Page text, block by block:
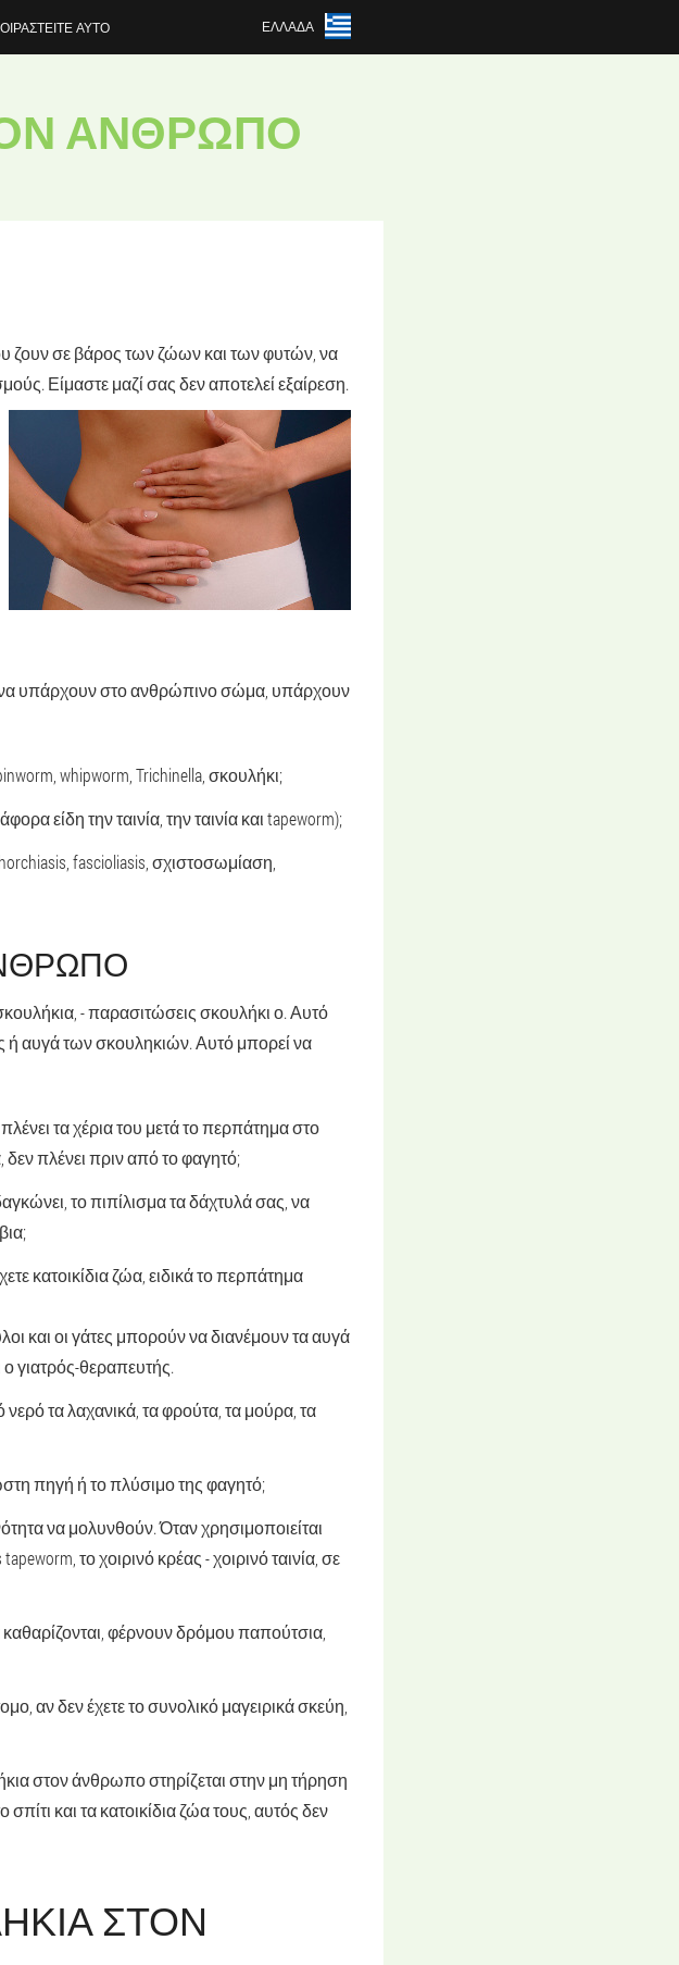
ΑΥΤΌ ΕΛΛΆΔΑ
ΆΝΘΡΩΠΟ
ζουν σε βάρος των ζώων και των φυτών, να
Είμαστε μαζί σας δεν αποτελεί εξαίρεση.
υπάρχουν στο ανθρώπινο σώμα, υπάρχουν
whipworm, Trichinella, σκουλήκι;
είδη την ταινία, την ταινία και tapeworm);
fascioliasis, σχιστοσωμίαση,
- παρασιτώσεις σκουλήκι ο. Αυτό
αυγά των σκουληκιών. Αυτό μπορεί να
τα χέρια του μετά το περπάτημα στο
πλένει πριν από το φαγητό;
το πιπίλισμα τα δάχτυλά σας, να
κατοικίδια ζώα, ειδικά το περπάτημα
και οι γάτες μπορούν να διανέμουν τα αυγά
γιατρός-θεραπευτής.
νερό τα λαχανικά, τα φρούτα, τα μούρα, τα
πηγή ή το πλύσιμο της φαγητό;
να μολυνθούν. Όταν χρησιμοποιείται
το χοιρινό κρέας - χοιρινό ταινία, σε
φέρνουν δρόμου παπούτσια,
αν δεν έχετε το συνολικό μαγειρικά σκεύη,
στον άνθρωπο στηρίζεται στην μη τήρηση
και τα κατοικίδια ζώα τους, αυτός δεν
ΣΤΟΝ